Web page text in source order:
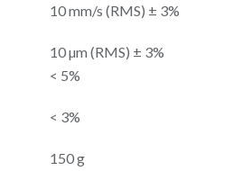
10 mm/s (RMS) ± 3%
10 µm (RMS) ± 3%
< 5%
< 3%
150 g